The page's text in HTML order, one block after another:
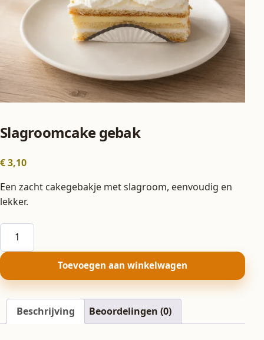
Slagroomcake gebak
€3,10
Een zacht cakegebakje met slagroom, eenvoudig en
lekker.
Slagroomcake
gebak
aantal
Toevoegen aan winkelwagen
Beschrijving Beoordelingen (0)